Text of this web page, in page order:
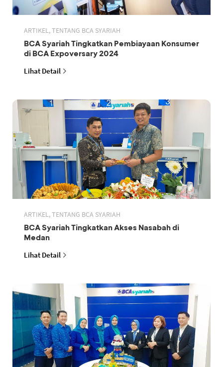
ARTIKEL, TENTANG BCA SYARIAH
BCA Syariah Tingkatkan Pembiayaan Konsumer
di BCA Expoversary 2024
Lihat Detail
ARTIKEL, TENTANG BCA SYARIAH
BCA Syariah Tingkatkan Akses Nasabah di
Medan
Lihat Detail